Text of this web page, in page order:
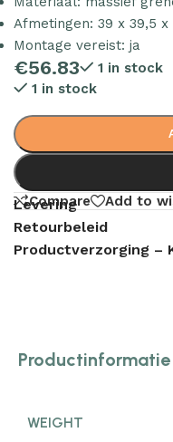
Afmetingen: 39 x 39,5 x
Montage vereist: ja
€56.83
1 in stock
1 in stock
Compare Add to
Levering
Retourbeleid
Productverzorging –
Productinformatie
WEIGHT